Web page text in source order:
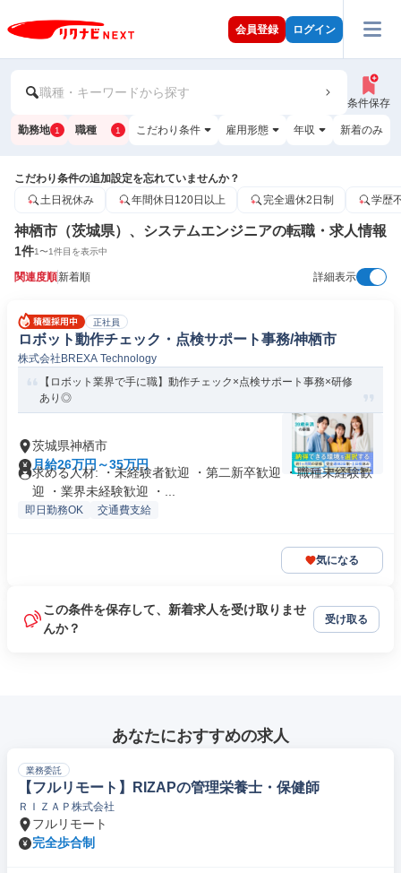
会員登録 ログイン
職種・キーワードから探す
条件保存
勤務地 1 職種 1 こだわり条件 雇用形態 年収 新着のみ
こだわり条件の追加設定を忘れていませんか？
土日祝休み
年間休日120日以上 完全週休2日制 学歴
神栖市（茨城県）、システムエンジニアの転職・求人情報
1件1〜1件目を表示中
関連度順新着順 詳細表示
正社員
ロボット動作チェック・点検サポート事務/神栖市
株式会社BREXA Technology
【ロボット業界で手に職】動作チェック×点検サポート事務×研修
あり◎
茨城県神栖市
月給26万円～35万円
求める人材: ・未経験者歓迎 ・第二新卒歓迎 ・職種未経験歓
迎 ・業界未経験歓迎 ・...
即日勤務OK 交通費支給
気になる
この条件を保存して、新着求人を受け取りませ
んか？
受け取る
あなたにおすすめの求人
業務委託
【フルリモート】RIZAPの管理栄養士・保健師
ＲＩＺＡＰ株式会社
フルリモート
完全歩合制